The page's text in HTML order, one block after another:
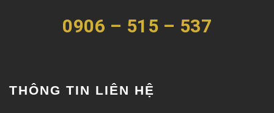
0906 – 515 – 537
THÔNG TIN LIÊN HỆ